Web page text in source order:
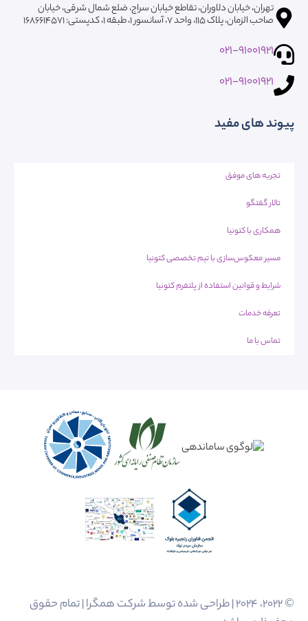
تهران، خیابان دلاوران، تقاطع خیابان سراج، ضلع شمال شرقی، خیابان
صاحب الزمان، پلاک ۱۱۵، واحد ۷، آسانسور ۱، طبقه 1، کدپستی: ۱۶۸۶۶۱۴۵۷۱
021-91001921
021-91001921
پیوند های مفید
تجربه های موفق
تالار گفتگو
همکاری با کتونیا
مسیر معکوس‌سازی با تیم تخصصی کتونیا
شرایط و قوانین استفاده از پلتفرم کتونیا
تعرفه خدمات
تماس با ما
© 2022، 2024 | طراحی شده توسط شرکت همگرا | تمام حقوق